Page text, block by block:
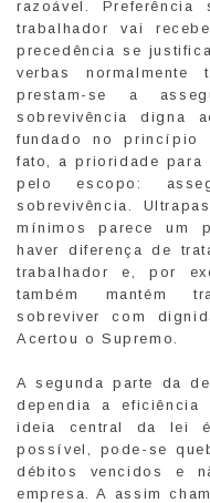
razoável.
trabalhador vai
precedência se
verbas normalmente
prestam-se a
sobrevivência digna
fundado no princípio
fato, a prioridade para
pelo escopo:
sobrevivência.
mínimos parece um
haver diferença de
trabalhador e, por
também mantém
sobreviver com
Acertou o Supremo.
A segunda parte da
dependia a
ideia central da lei
possível, pode-se
débitos vencidos e
empresa. A assim